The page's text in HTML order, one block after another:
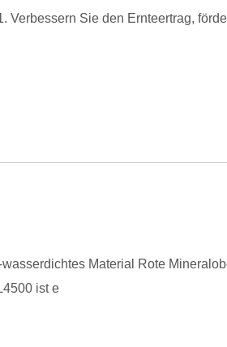
Verbessern Sie den Ernteertrag,
Material Rote
ist e